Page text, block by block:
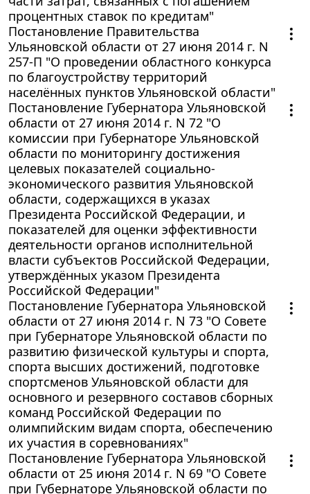
процентных ставок по кредитам"
Постановление Правительства
Ульяновской области от 27 июня 2014 г. N
257-П "О проведении областного конкурса
по благоустройству территорий
населённых пунктов Ульяновской области"
Постановление Губернатора Ульяновской
области от 27 июня 2014 г. N 72 "О
комиссии при Губернаторе Ульяновской
области по мониторингу достижения
целевых показателей социально-
экономического развития Ульяновской
области, содержащихся в указах
Президента Российской Федерации, и
показателей для оценки эффективности
деятельности органов исполнительной
власти субъектов Российской Федерации,
утверждённых указом Президента
Российской Федерации"
Постановление Губернатора Ульяновской
области от 27 июня 2014 г. N 73 "О Совете
при Губернаторе Ульяновской области по
развитию физической культуры и спорта,
спорта высших достижений, подготовке
спортсменов Ульяновской области для
основного и резервного составов сборных
команд Российской Федерации по
олимпийским видам спорта, обеспечению
их участия в соревнованиях"
Постановление Губернатора Ульяновской
области от 25 июня 2014 г. N 69 "О Совете
при Губернаторе Ульяновской области по